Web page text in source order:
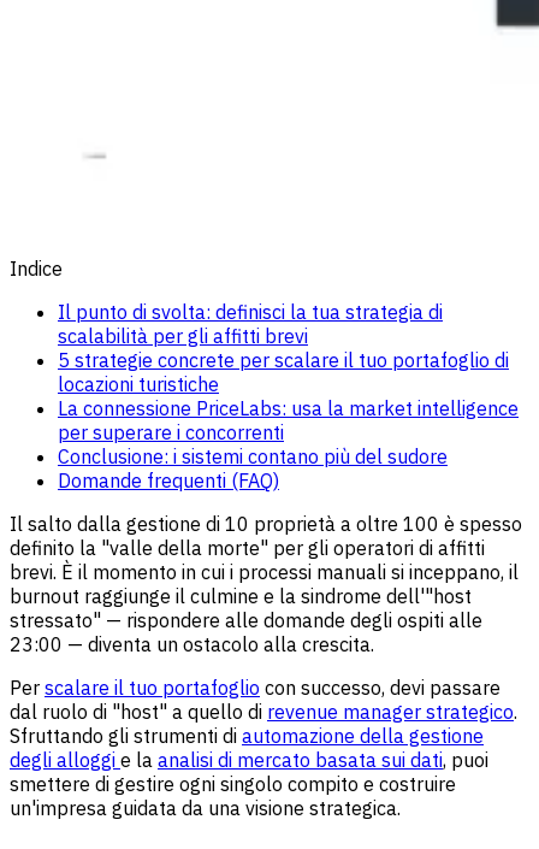
Indice
Il punto di svolta: definisci la tua strategia di
scalabilità per gli affitti brevi
5 strategie concrete per scalare il tuo portafoglio di
locazioni turistiche
La connessione PriceLabs: usa la market intelligence
per superare i concorrenti
Conclusione: i sistemi contano più del sudore
Domande frequenti (FAQ)
Il salto dalla gestione di 10 proprietà a oltre 100 è spesso
definito la "valle della morte" per gli operatori di affitti
brevi. È il momento in cui i processi manuali si inceppano, il
burnout raggiunge il culmine e la sindrome dell'"host
stressato" — rispondere alle domande degli ospiti alle
23:00 — diventa un ostacolo alla crescita.
Per scalare il tuo portafoglio con successo, devi passare
dal ruolo di "host" a quello di revenue manager strategico.
Sfruttando gli strumenti di automazione della gestione
degli alloggi e la analisi di mercato basata sui dati, puoi
smettere di gestire ogni singolo compito e costruire
un'impresa guidata da una visione strategica.